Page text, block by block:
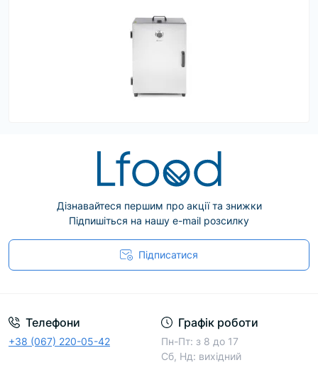
Дізнавайтеся першим про акції та знижки
Підпишіться на нашу e-mail розсилку
Підписатися
Телефони
+38 (067) 220-05-42
Графік роботи
Пн-Пт: з 8 до 17
Сб, Нд: вихідний